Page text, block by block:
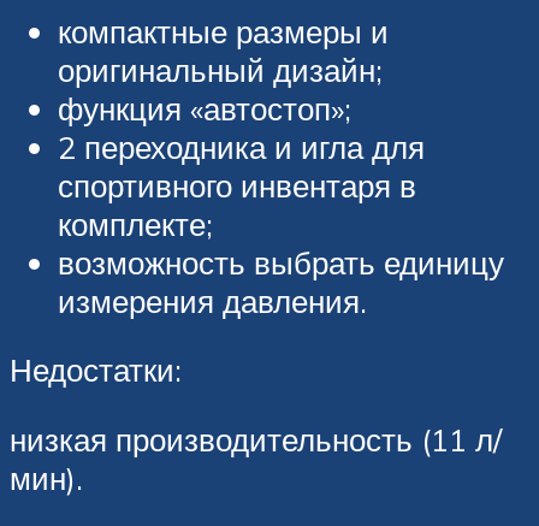
компактные размеры и
оригинальный дизайн;
функция «автостоп»;
2 переходника и игла для
спортивного инвентаря в
комплекте;
возможность выбрать единицу
измерения давления.
Недостатки:
низкая производительность (11 л/
мин).